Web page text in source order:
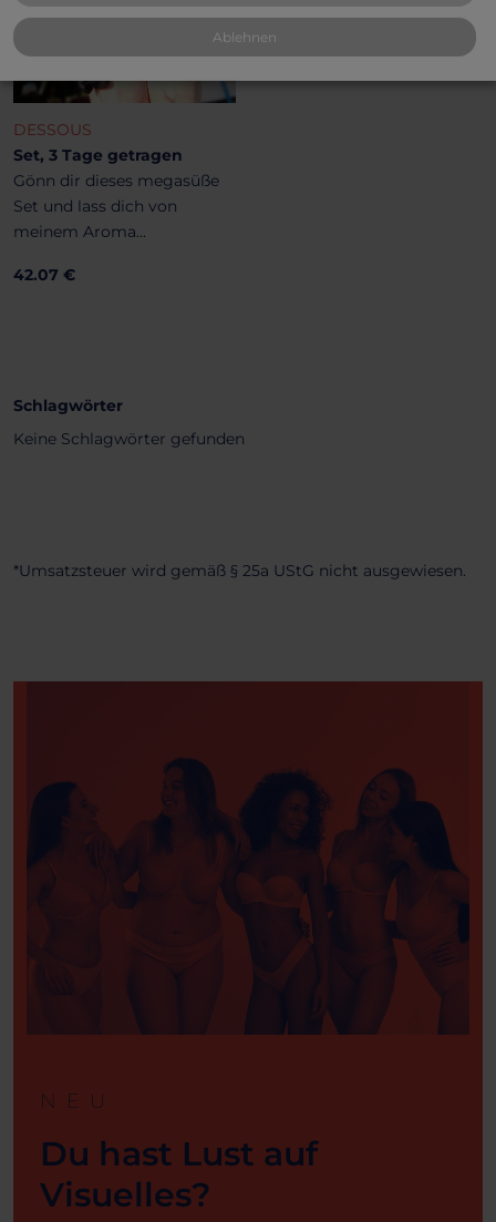
DESSOUS
Set, 3 Tage getragen
Gönn dir dieses megasüße
Set und lass dich von
meinem Aroma...
42.07 €
Schlagwörter
Keine Schlagwörter gefunden
*Umsatzsteuer wird gemäß § 25a UStG nicht ausgewiesen.
NEU
Du hast Lust auf
Visuelles?
Ablehnen